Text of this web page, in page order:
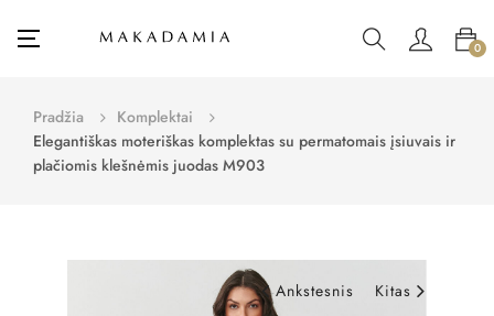
Toggle
☰ 0
Pradžia
Komplektai
Elegantiškas moteriškas komplektas su permatomais įsiuvais ir
plačiomis klešnėmis juodas M903
Ankstesnis Kitas